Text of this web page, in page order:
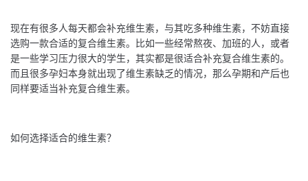
现在有很多人每天都会补充维生素，与其吃多种维生素，不妨直接
选购一款合适的复合维生素。比如一些经常熬夜、加班的人，或者
是一些学习压力很大的学生，其实都是很适合补充复合维生素的。
而且很多孕妇本身就出现了维生素缺乏的情况，那么孕期和产后也
同样要适当补充复合维生素。
如何选择适合的维生素？